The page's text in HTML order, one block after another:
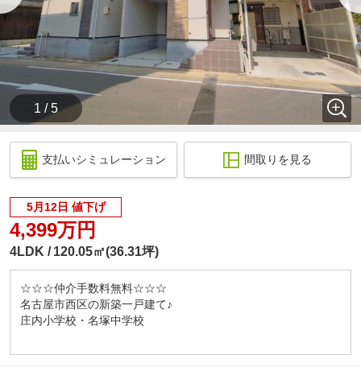
1 / 5
支払いシミュレーション 間取りを見る
5月12日 値下げ
4,399万円
4LDK 120.05㎡(36.31坪)
☆☆☆仲介手数料無料☆☆☆
名古屋市西区の新築一戸建て♪
庄内小学校・名塚中学校